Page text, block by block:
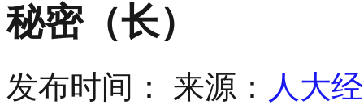
秘密（长）
发布时间： 来源： 人大